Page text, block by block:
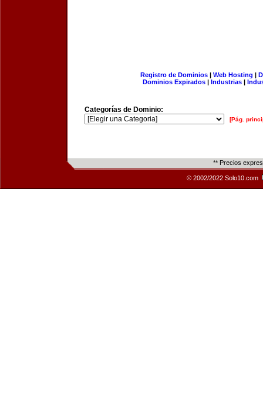
Registro de Dominios| Web Hosting |
Dominios Expirados | Industrias |
Categorías de Dominio:
[Pág.
** Precios
© 2002/2022 Solo10.com